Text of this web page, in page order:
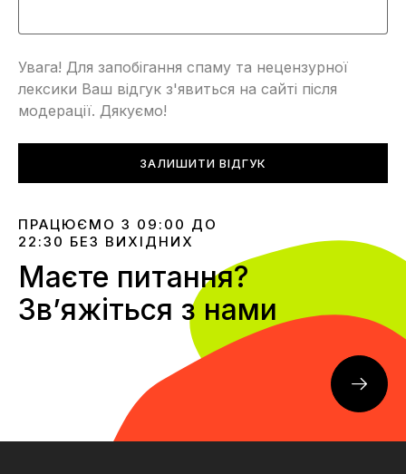
Увага! Для запобігання спаму та нецензурної
лексики Ваш відгук з'явиться на сайті після
модерації. Дякуємо!
ЗАЛИШИТИ ВІДГУК
ПРАЦЮЄМО З 09:00 ДО
22:30 БЕЗ ВИХІДНИХ
Маєте питання?
Звʼяжіться з нами